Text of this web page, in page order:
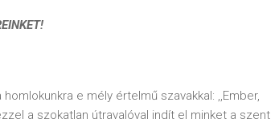
e mély értelmű szavakkal: ,,Ember,
a szokatlan útravalóval indít el minket a szent